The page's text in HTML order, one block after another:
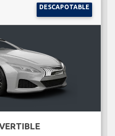
DESCAPOTABLE